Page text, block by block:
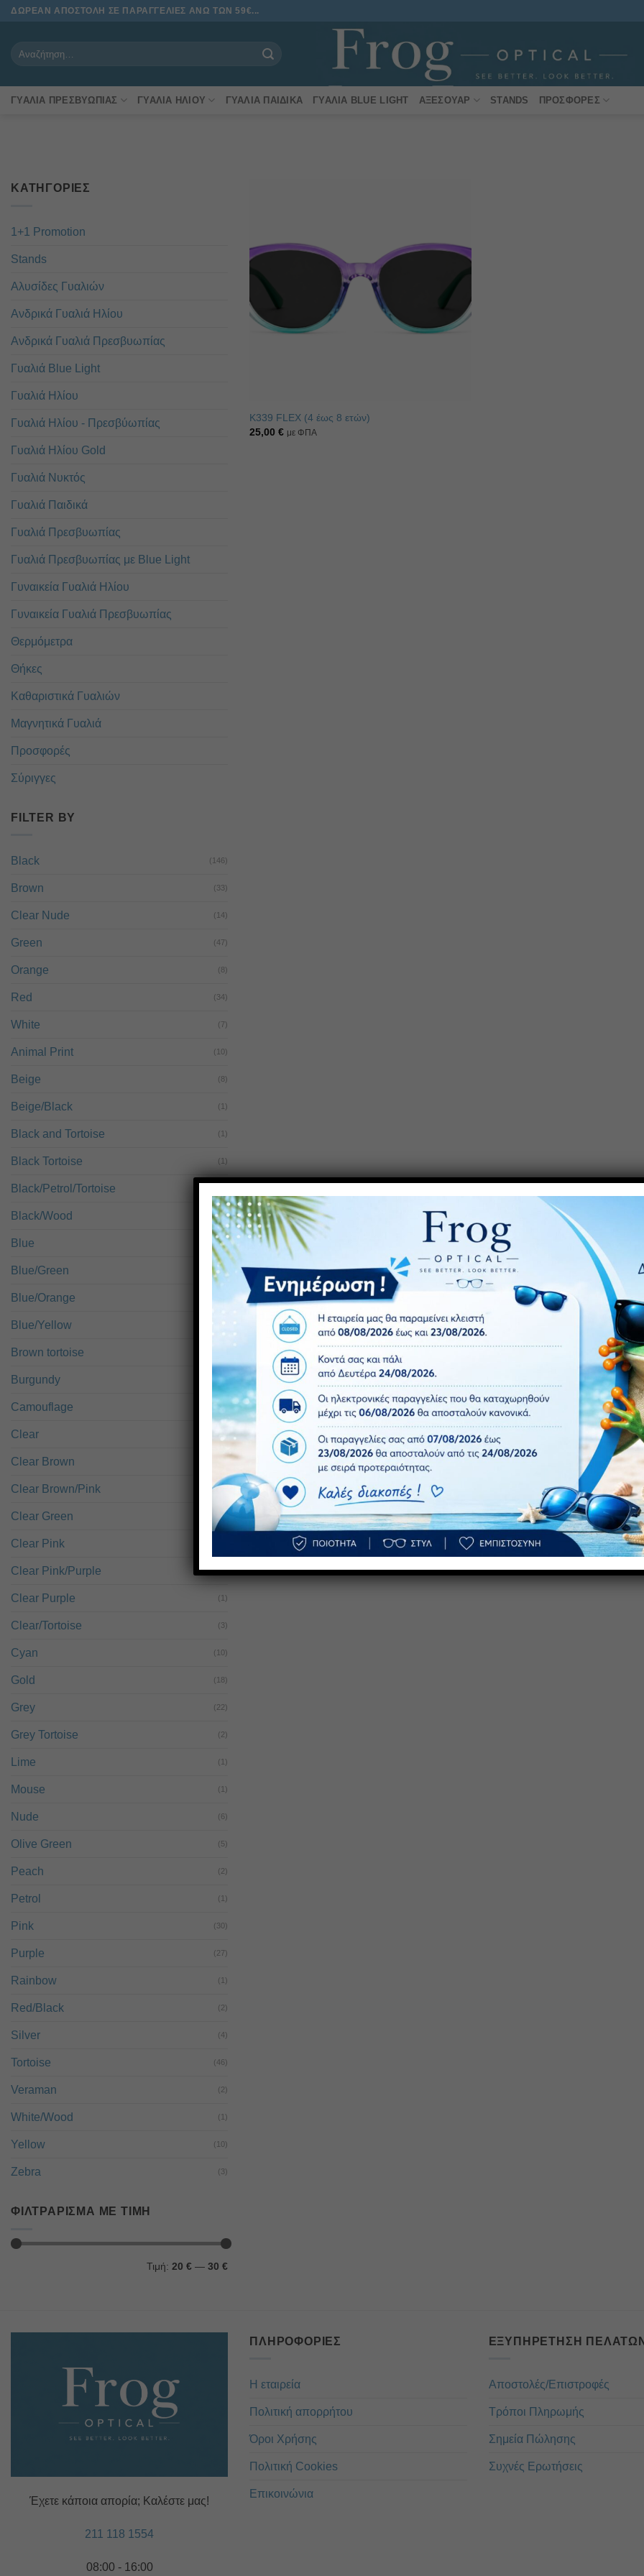
Μετάβαση
ΔΩΡΕΑΝ ΑΠΟΣΤΟΛΗ ΣΕ ΠΑΡΑΓΓΕΛΙΕΣ ΑΝΩ ΤΩΝ 59€...
ΓΥΑΛΙΆ ΠΡΕΣΒΥΩΠΊΑΣ ΓΥΑΛΙΆ ΗΛΊΟΥ ΓΥΑΛΙΆ ΠΑΙΔΙΚΆ ΓΥΑΛΙΆ BLUE LIGHT ΑΞΕΣΟΥΆΡ STANDS ΠΡΟΣΦΟΡΈΣ
ΚΑΤΗΓΟΡΊΕΣ
1+1 Promotion
Stands
Αλυσίδες Γυαλιών
Ανδρικά Γυαλιά Ηλίου
Ανδρικά Γυαλιά Πρεσβυωπίας
Γυαλιά Blue Light
Γυαλιά Ηλίου
Γυαλιά Ηλίου - Πρεσβύωπίας
Γυαλιά Ηλίου Gold
Γυαλιά Νυκτός
Γυαλιά Παιδικά
Γυαλιά Πρεσβυωπίας
Γυαλιά Πρεσβυωπίας με Blue Light
Γυναικεία Γυαλιά Ηλίου
Γυναικεία Γυαλιά Πρεσβυωπίας
Θερμόμετρα
Θήκες
Καθαριστικά Γυαλιών
Μαγνητικά Γυαλιά
Προσφορές
Σύριγγες
FILTER BY
Black (146)
Brown (33)
Clear Nude (14)
Green (47)
Orange (8)
Red (34)
White (7)
Animal Print (10)
Beige (8)
Beige/Black (1)
Black and Tortoise (1)
Black Tortoise (1)
Black/Petrol/Tortoise
Black/Wood (2)
Blue (73)
Blue/Green (1)
Blue/Orange
Blue/Yellow
Brown tortoise
Burgundy (8)
Camouflage (1)
Clear (5)
Clear Brown (1)
Clear Brown/Pink (1)
Clear Green (1)
Clear Pink
Clear Pink/Purple (1)
Clear Purple (1)
Clear/Tortoise (3)
Cyan (10)
Gold (18)
Grey (22)
Grey Tortoise (2)
Lime (1)
Mouse (1)
Nude (6)
Olive Green (5)
Peach (2)
Petrol (1)
Pink (30)
Purple (27)
Rainbow (1)
Red/Black (2)
Silver (4)
Tortoise (46)
Veraman (2)
White/Wood (1)
Yellow (10)
Zebra (3)
ΦΙΛΤΡΆΡΙΣΜΑ ΜΕ ΤΙΜΉ
Τιμή:20 € —30 €
K339 FLEX (4 έως 8 ετών)
25,00€ με ΦΠΑ
Έχετε κάποια απορία; Καλέστε μας!
211 118 1554
08:00 - 16:00
ΠΛΗΡΟΦΟΡΊΕΣ
Η εταιρεία
Πολιτική απορρήτου
Όροι Χρήσης
Πολιτική Cookies
Επικοινώνια
ΕΞΥΠΗΡΈΤΗΣΗ
Αποστολές/Επιστροφές
Τρόποι Πληρωμής
Σημεία Πώλησης
Συχνές Ερωτήσεις